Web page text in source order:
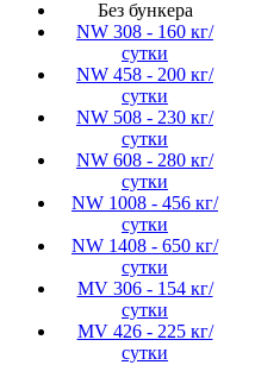
Без бункера
NW 308 - 160 кг/
сутки
NW 458 - 200 кг/
сутки
NW 508 - 230 кг/
сутки
NW 608 - 280 кг/
сутки
NW 1008 - 456 кг/
сутки
NW 1408 - 650 кг/
сутки
MV 306 - 154 кг/
сутки
MV 426 - 225 кг/
сутки